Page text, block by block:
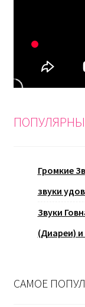
Громкие
звуки
Звуки
(Диареи)
САМОЕ